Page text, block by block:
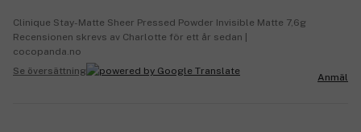
Clinique Stay-Matte Sheer Pressed Powder Invisible Matte 7,6g
Recensionen skrevs av Charlotte för ett år sedan |
cocopanda.no
Se översättning
Anmäl